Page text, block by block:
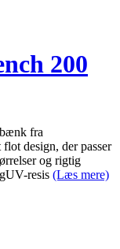
200
fra
design, der passer
og rigtig
resis (Læs mere)